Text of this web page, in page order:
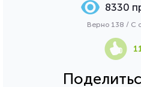
8330
Верно 138 / С